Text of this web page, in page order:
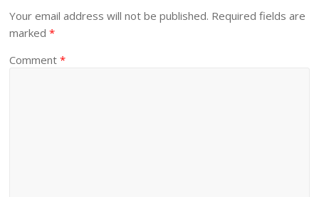
Your email address will not be published. Required fields are
marked*
Comment*